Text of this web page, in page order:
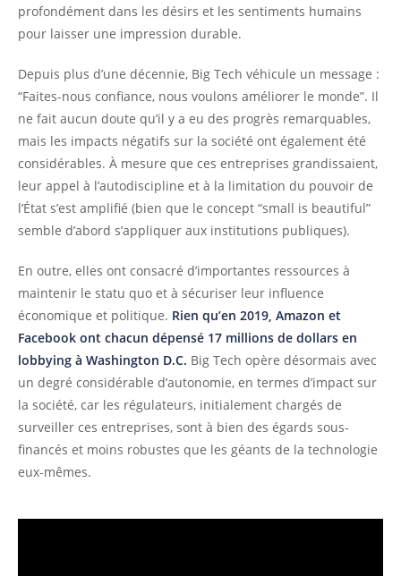
profondément dans les désirs et les sentiments humains
pour laisser une impression durable.
Depuis plus d’une décennie, Big Tech véhicule un message :
“Faites-nous confiance, nous voulons améliorer le monde”. Il
ne fait aucun doute qu’il y a eu des progrès remarquables,
mais les impacts négatifs sur la société ont également été
considérables. À mesure que ces entreprises grandissaient,
leur appel à l’autodiscipline et à la limitation du pouvoir de
l’État s’est amplifié (bien que le concept “small is beautiful”
semble d’abord s’appliquer aux institutions publiques).
En outre, elles ont consacré d’importantes ressources à
maintenir le statu quo et à sécuriser leur influence
économique et politique. Rien qu’en 2019, Amazon et
Facebook ont chacun dépensé 17 millions de dollars en
lobbying à Washington D.C. Big Tech opère désormais avec
un degré considérable d’autonomie, en termes d’impact sur
la société, car les régulateurs, initialement chargés de
surveiller ces entreprises, sont à bien des égards sous-
financés et moins robustes que les géants de la technologie
eux-mêmes.